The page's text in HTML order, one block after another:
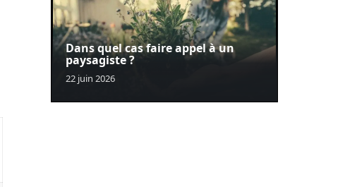
Dans quel cas faire appel à un
paysagiste ?
22 juin 2026